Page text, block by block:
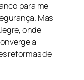
para me
Mas
onde
a
reformas de